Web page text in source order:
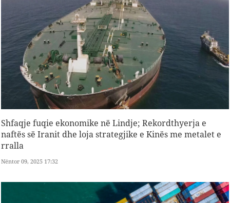
Shfaqje fuqie ekonomike në Lindje; Rekordthyerja e
naftës së Iranit dhe loja strategjike e Kinës me metalet e
rralla
Nëntor 09, 2025 17:32